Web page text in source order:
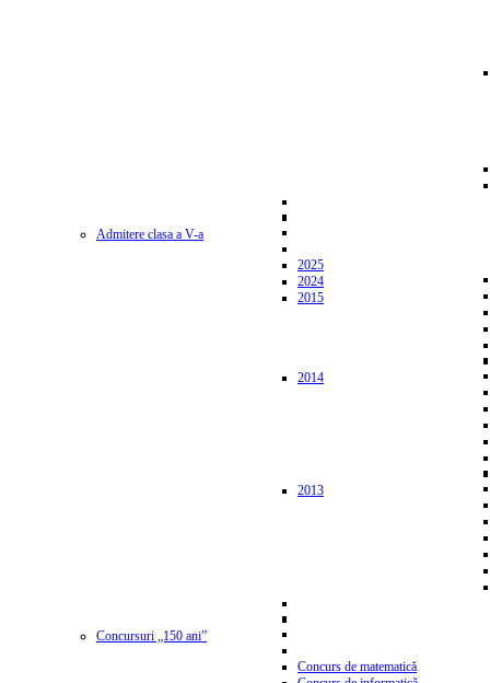
Admitere clasa a V-a
2025
2024
2015
2014
2013
Concursuri „150 ani”
Concurs de matematică